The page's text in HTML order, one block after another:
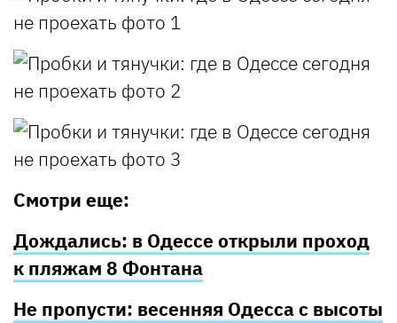
Смотри еще:
Дождались: в Одессе открыли проход
к пляжам 8 Фонтана
Не пропусти: весенняя Одесса с высоты